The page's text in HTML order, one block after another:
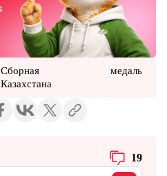
Сборная
Казахстана
медаль
19